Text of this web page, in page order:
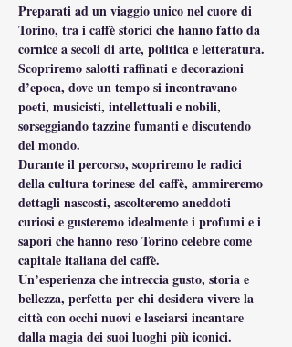
Preparati ad un viaggio unico nel cuore di
Torino, tra i caffè storici che hanno fatto da
cornice a secoli di arte, politica e letteratura.
Scopriremo salotti raffinati e decorazioni
d’epoca, dove un tempo si incontravano
poeti, musicisti, intellettuali e nobili,
sorseggiando tazzine fumanti e discutendo
del mondo.
Durante il percorso, scopriremo le radici
della cultura torinese del caffè, ammireremo
dettagli nascosti, ascolteremo aneddoti
curiosi e gusteremo idealmente i profumi e i
sapori che hanno reso Torino celebre come
capitale italiana del caffè.
Un’esperienza che intreccia gusto, storia e
bellezza, perfetta per chi desidera vivere la
città con occhi nuovi e lasciarsi incantare
dalla magia dei suoi luoghi più iconici.